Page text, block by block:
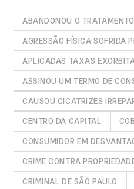
ABANDONOU O TRATAMENTO
AGRESSÃO FÍSICA SOFRIDA
APLICADAS TAXAS
ASSINOU UM TERMO DE
CAUSOU CICATRIZES
CENTRO DA CAPITAL
CONSUMIDOR EM
CRIME CONTRA
CRIMINAL DE SÃO PAULO